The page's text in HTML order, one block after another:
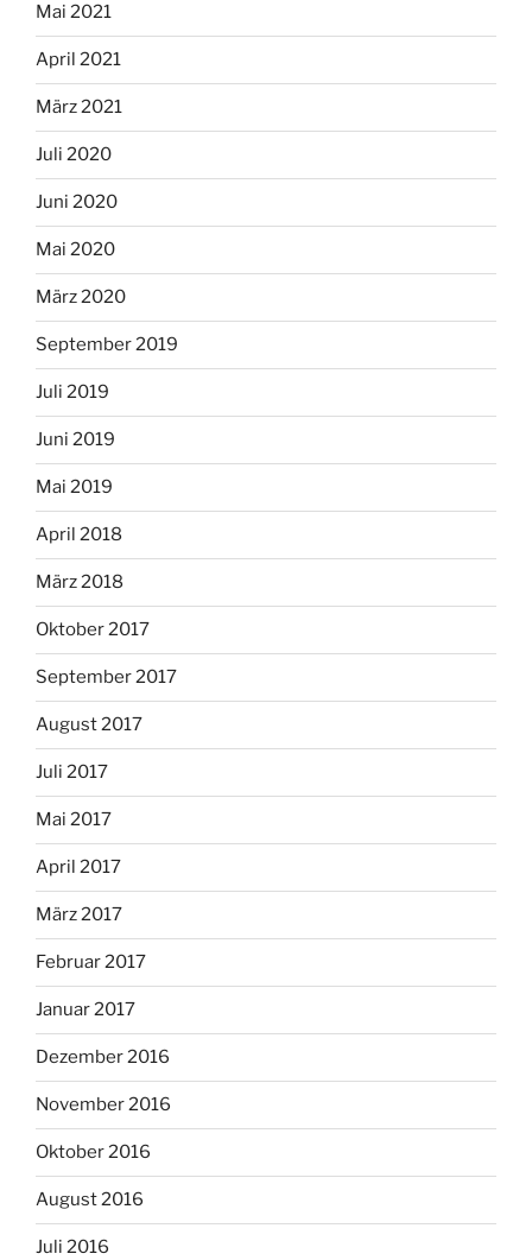
Mai 2021
April 2021
März 2021
Juli 2020
Juni 2020
Mai 2020
März 2020
September 2019
Juli 2019
Juni 2019
Mai 2019
April 2018
März 2018
Oktober 2017
September 2017
August 2017
Juli 2017
Mai 2017
April 2017
März 2017
Februar 2017
Januar 2017
Dezember 2016
November 2016
Oktober 2016
August 2016
Juli 2016